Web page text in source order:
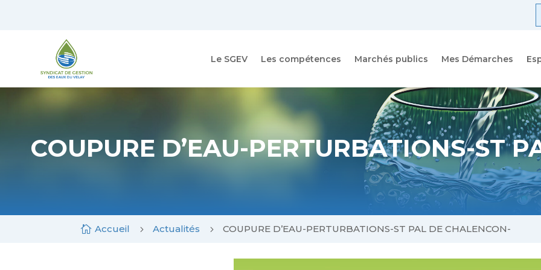
Le SGEV Les compétences Marchés publics Mes Démarches
COUPURE D’EAU-PERTURBATIONS-ST
 Accueil 5 Actualités 5 COUPURE D’EAU-PERTURBATIONS-ST PAL DE CHALENCON-